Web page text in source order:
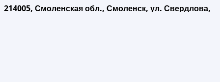
214005, Смоленская обл., Смоленск, ул. Свердлова,